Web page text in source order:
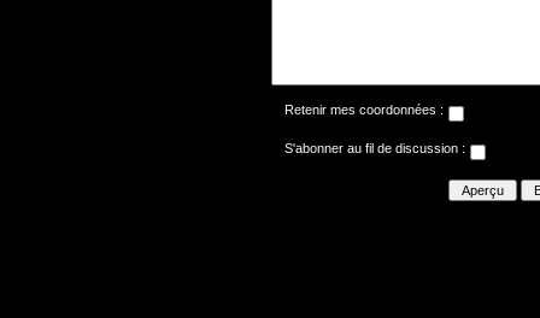
Retenir mes coordonnées :
S'abonner au fil de discussion :